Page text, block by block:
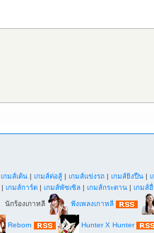
เกมส์เต้น| เกมส์ต่อสู้| เกมส์แข่งรถ| เกมส์ยิงปืน|
| เกมส์การ์ด | เกมส์พัซเซิล | เกมส์กระดาน | เกมส์
นักร้องเกาหลี ฟังเพลงเกาหลี
Reborn Hunter X Hunter